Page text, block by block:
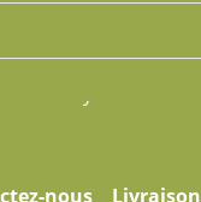
nous
Livraison